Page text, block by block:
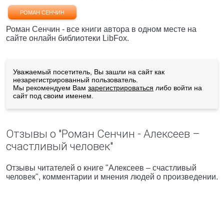
РОМАН СЕНЧИН
Роман Сенчин - все книги автора в одном месте на
сайте онлайн библиотеки LibFox.
Уважаемый посетитель, Вы зашли на сайт как
незарегистрированный пользователь.
Мы рекомендуем Вам зарегистрироваться либо войти на
сайт под своим именем.
Отзывы о "Роман Сенчин - Алексеев –
счастливый человек"
Отзывы читателей о книге "Алексеев – счастливый
человек", комментарии и мнения людей о произведении.